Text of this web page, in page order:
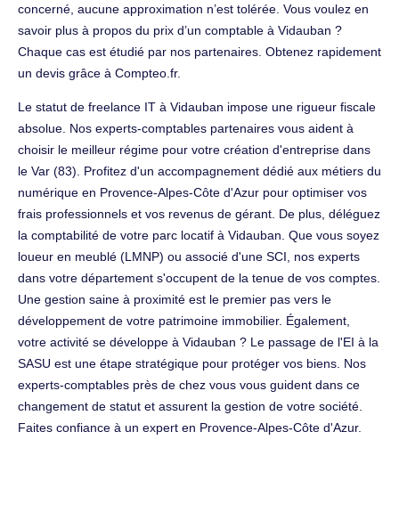
concerné, aucune approximation n’est tolérée. Vous voulez en
savoir plus à propos du prix d’un comptable à Vidauban ?
Chaque cas est étudié par nos partenaires. Obtenez rapidement
un devis grâce à Compteo.fr.
Le statut de freelance IT à Vidauban impose une rigueur fiscale
absolue. Nos experts-comptables partenaires vous aident à
choisir le meilleur régime pour votre création d'entreprise dans
le Var (83). Profitez d'un accompagnement dédié aux métiers du
numérique en Provence-Alpes-Côte d'Azur pour optimiser vos
frais professionnels et vos revenus de gérant. De plus, déléguez
la comptabilité de votre parc locatif à Vidauban. Que vous soyez
loueur en meublé (LMNP) ou associé d'une SCI, nos experts
dans votre département s'occupent de la tenue de vos comptes.
Une gestion saine à proximité est le premier pas vers le
développement de votre patrimoine immobilier. Également,
votre activité se développe à Vidauban ? Le passage de l'EI à la
SASU est une étape stratégique pour protéger vos biens. Nos
experts-comptables près de chez vous vous guident dans ce
changement de statut et assurent la gestion de votre société.
Faites confiance à un expert en Provence-Alpes-Côte d'Azur.